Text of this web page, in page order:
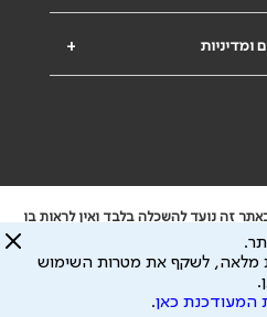
+ ומדיניות
זה נועד להשכלה בלבד ואין לראות בו
לתוכן המתפרסם באתר זה ולכל נזק
להיגרם.
לצורך מתן השרות וכי חלק ממנו עשוי
בכפוף למדיניות הפרטיות
מלאה, לשקף את מטרות השימוש
המעודכנת כאן.